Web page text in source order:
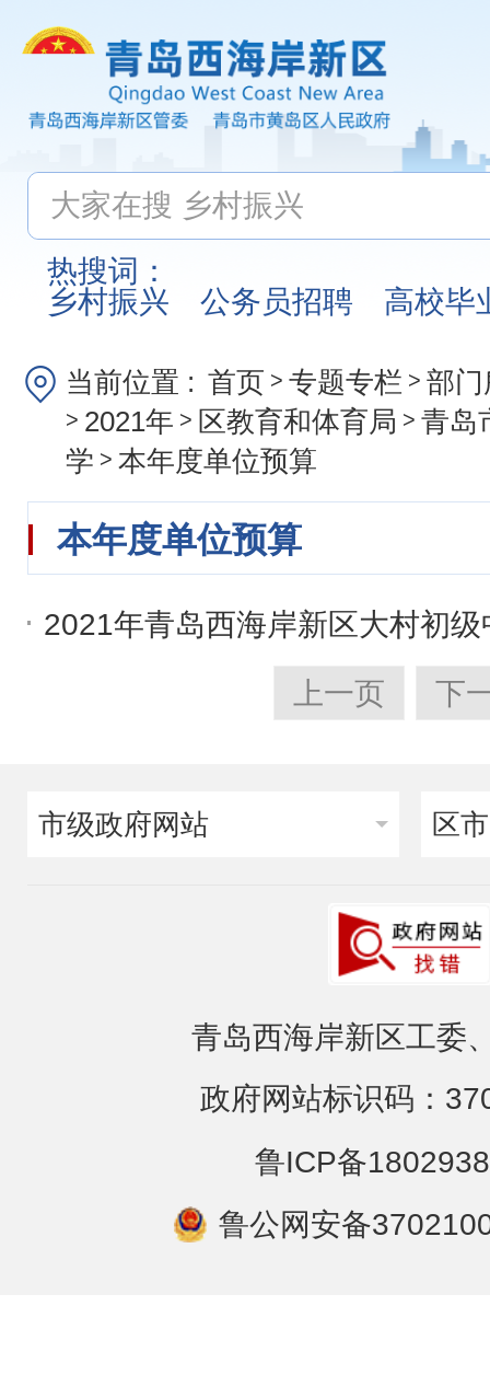
热搜词：
乡村振兴
公务员招聘 高校毕
当前位置 : 首页 > 专题专栏 > 部
> 2021年 > 区教育和体育局 > 青岛
学 > 本年度单位预算
本年度单位预算
2021年青岛西海岸新区大村初
上一页 下
市级政府网站 区
青岛西海岸新区工委
政府网站标识码：
鲁ICP备
鲁公网安备